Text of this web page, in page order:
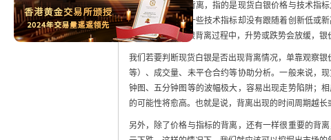
所谓的现货白银背离，指的是现货白银价格与技术指
新低或新高，而一些技术指标却没有跟随着创新低或
同步。在现货白银背离过程中，升势或跌势会放缓，银
我们若要判断现货白银是否出现背离情况，单靠观察
等）、成交量、未平仓合约等协助分析。一般来说，
钟图、五分钟图等的波幅极大，容易出现走势陷阱；
的可能性将愈高。也就是说，背离出现的时间周期越长
另外，除了价格与指标的背离，还有一样很重要的背